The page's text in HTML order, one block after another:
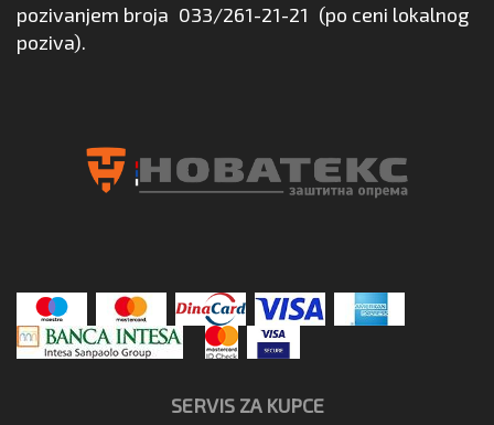
pozivanjem broja 033/261-21-21 (po ceni lokalnog
poziva).
SERVIS ZA KUPCE